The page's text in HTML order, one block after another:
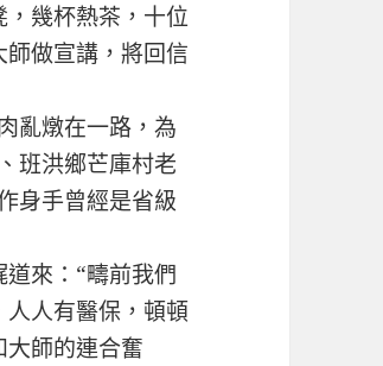
幾杯熱茶，十位
做宣講，將回信
亂燉在一路，為
班洪鄉芒庫村老
身手曾經是省級
來：“疇前我們
人有醫保，頓頓
師的連合奮